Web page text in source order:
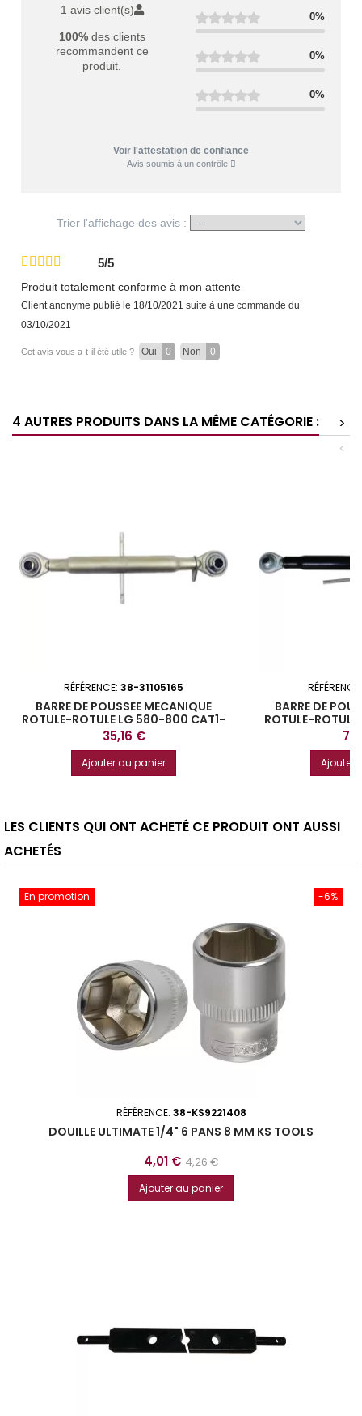
1 avis client(s)
100%des clients
recommandent ce
produit.
0%
0%
0%
Voir l'attestation de confiance
Avis soumis à un contrôle
Trier l'affichage des avis :
5/5
Produit totalement conforme à mon attente
Client anonyme publié le 18/10/2021 suite à une commande du
03/10/2021
Cet avis vous a-t-il été utile ? Oui 0 Non 0
4 AUTRES PRODUITS DANS LA MÊME CATÉGORIE :
>
<
RÉFÉRENCE: 38-31105165
BARRE DE POUSSEE MECANIQUE
ROTULE-ROTULE LG 580-800 CAT1-
2
Prix
35,16 €
Ajouter au panier
BARRE DE
ROTULE-
Prix
Ajouter
LES CLIENTS QUI ONT ACHETÉ CE PRODUIT ONT AUSSI
ACHETÉS
-6%
En promotion
RÉFÉRENCE: 38-KS9221408
DOUILLE ULTIMATE 1/4" 6 PANS 8 MM KS TOOLS
Prix
4,01 € Prix
base
4,26 €
Ajouter au panier